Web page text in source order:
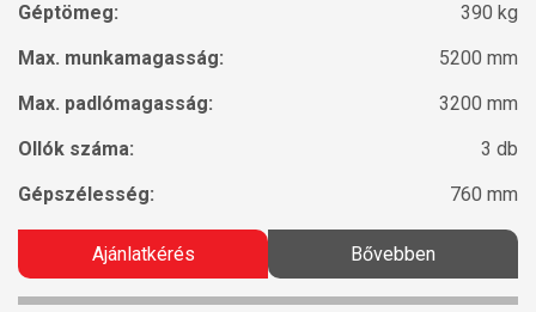
Géptömeg:
390 kg
Max. munkamagasság:
5200 mm
Max. padlómagasság:
3200 mm
Ollók száma:
3 db
Gépszélesség:
760 mm
Ajánlatkérés Bővebben